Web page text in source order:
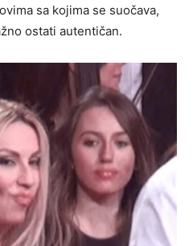
sa kojima se suočava,
ostati autentičan.